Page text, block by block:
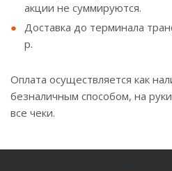
акции не суммируются.
Доставка до терминала
р.
Оплата осуществляется как
безналичным способом, на
все чеки.